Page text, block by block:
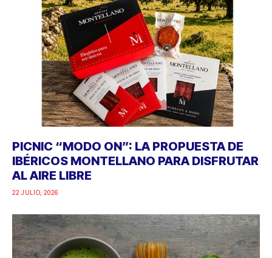
PICNIC “MODO ON”: LA PROPUESTA DE
IBÉRICOS MONTELLANO PARA DISFRUTAR
AL AIRE LIBRE
22 JULIO, 2026